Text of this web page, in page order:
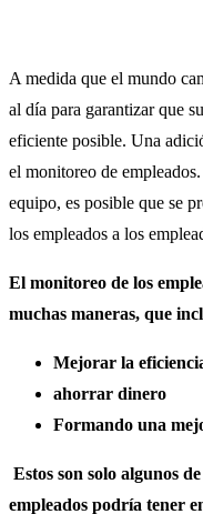
A medida que el mundo
al día para garantizar que
eficiente posible. Una
el monitoreo de empleados.
equipo, es posible que se
los empleados a los
El monitoreo de los
muchas maneras, que
Mejorar la
ahorrar dinero
Formando una
Estos son solo algunos
empleados podría tener